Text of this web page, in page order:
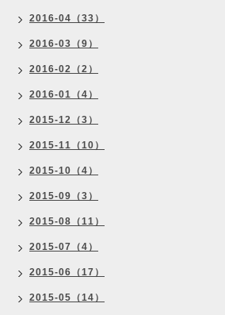
2016-04（33）
2016-03（9）
2016-02（2）
2016-01（4）
2015-12（3）
2015-11（10）
2015-10（4）
2015-09（3）
2015-08（11）
2015-07（4）
2015-06（17）
2015-05（14）